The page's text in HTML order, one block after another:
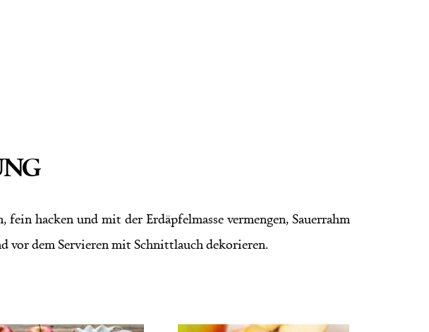
hacken und mit der Erdäpfelmasse vermengen, Sauerrahm
vor dem Servieren mit Schnittlauch dekorieren.